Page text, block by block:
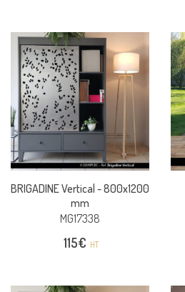
BRIGADINE Vertical -800x1200
mm
MG17338
115€ HT